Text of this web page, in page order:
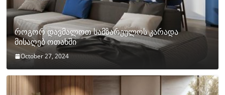
როგორ დავმალოთ სამზარეულოს კარადა
მისაღებ ოთახში
October 27, 2024